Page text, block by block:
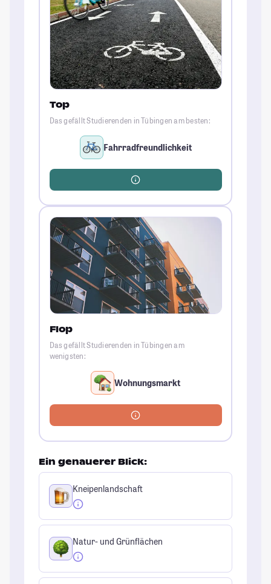
Top
Das gefällt Studierenden in Tübingen am besten:
Fahrradfreundlichkeit
Flop
Das gefällt Studierenden in Tübingen am
wenigsten:
Wohnungsmarkt
Ein genauerer Blick:
Kneipenlandschaft
Natur- und Grünflächen